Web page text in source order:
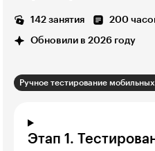
142 занятия 200
Обновили в 2026 году
Ручное тестирование
Этап 1.